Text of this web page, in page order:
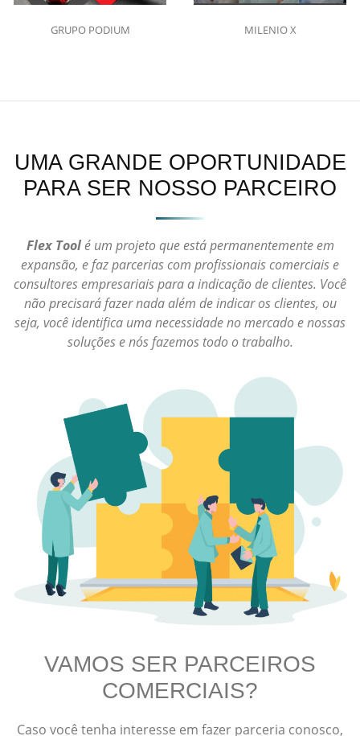
GRUPO PODIUM MILENIO X
UMA GRANDE OPORTUNIDADE
PARA SER NOSSO PARCEIRO
Flex Toolé um projeto que está permanentemente em
expansão, e faz parcerias com profissionais comerciais e
consultores empresariais para a indicação de clientes. Você
não precisará fazer nada além de indicar os clientes, ou
seja, você identifica uma necessidade no mercado e nossas
soluções e nós fazemos todo o trabalho.
VAMOS SER PARCEIROS
COMERCIAIS?
Caso você tenha interesse em fazer parceria conosco,